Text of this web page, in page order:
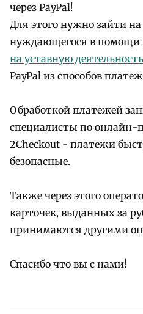
через PayPal!
Для этого нужно зайти
нуждающегося в помощи
на уставную
PayPal из способов
Обработкой платежей
специалисты по
2Checkout - платежи
безопасные.
Также через этого
карточек, выданных за
принимаются другими
Спасибо что вы с нами!